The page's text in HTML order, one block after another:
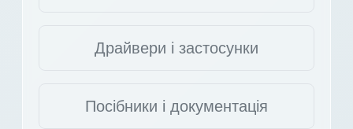
Драйвери і застосунки
Посібники і документація